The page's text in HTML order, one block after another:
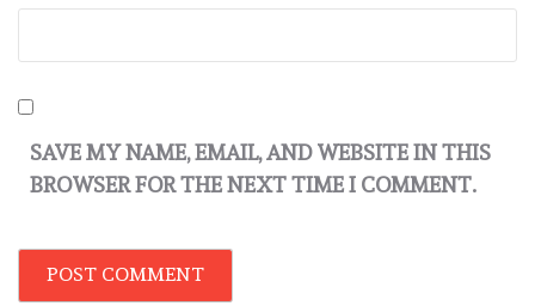
SAVE MY NAME, EMAIL, AND WEBSITE IN THIS
BROWSER FOR THE NEXT TIME I COMMENT.